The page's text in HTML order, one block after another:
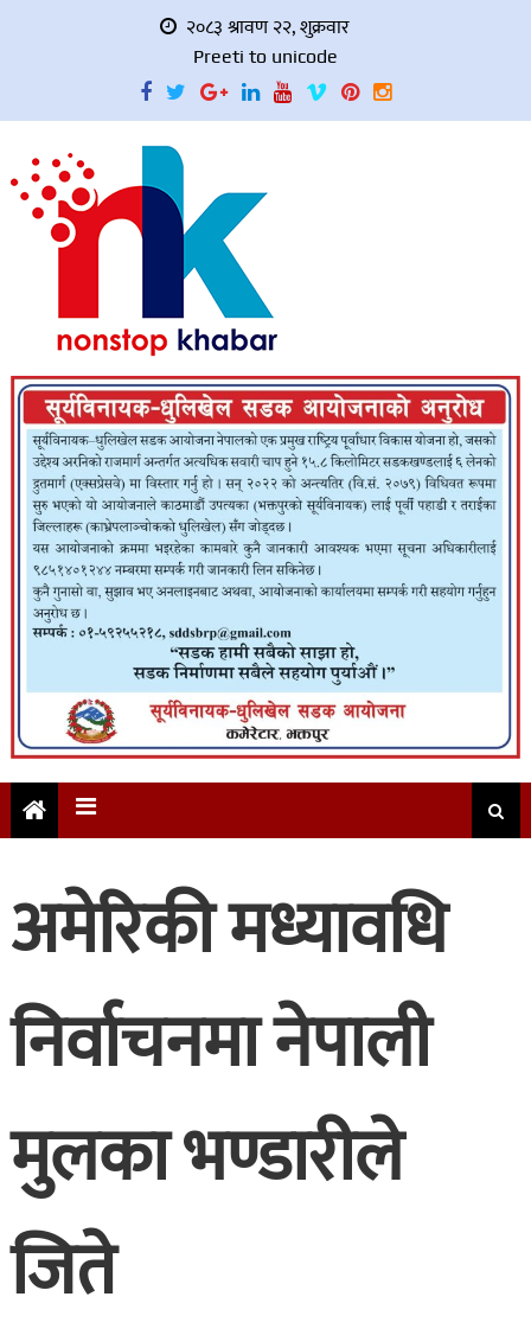
२०८३ श्रावण २२, शुक्रवार
Preeti to unicode
अमेरिकी मध्यावधि
निर्वाचनमा नेपाली
मुलका भण्डारीले
जिते